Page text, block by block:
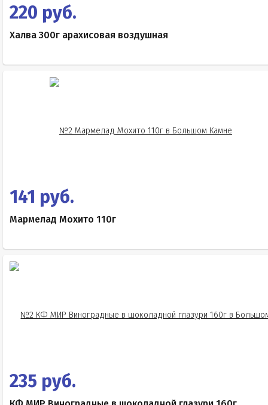
220 руб.
Халва 300г арахисовая воздушная
141 руб.
Мармелад Мохито 110г
235 руб.